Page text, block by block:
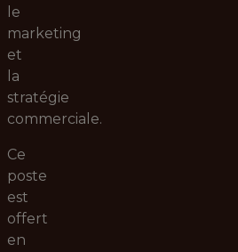
le
marketing
et
la
stratégie
commerciale.
Ce
poste
est
offert
en